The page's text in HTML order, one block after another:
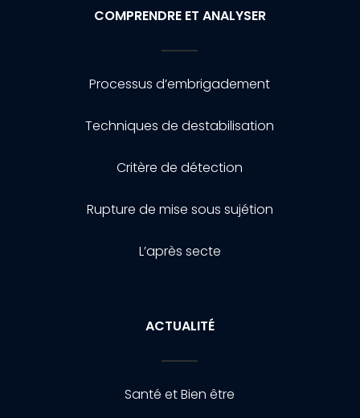
COMPRENDRE ET ANALYSER
Processus d’embrigadement
Techniques de destabilisation
Critère de détection
Rupture de mise sous sujétion
L’après secte
ACTUALITÉ
Santé et Bien être